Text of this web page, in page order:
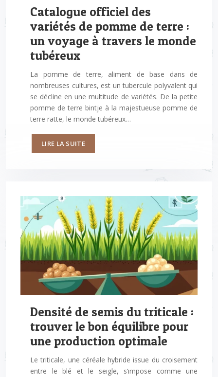
Catalogue officiel des
variétés de pomme de terre :
un voyage à travers le monde
tubéreux
La pomme de terre, aliment de base dans de
nombreuses cultures, est un tubercule polyvalent qui
se décline en une multitude de variétés. De la petite
pomme de terre bintje à la majestueuse pomme de
terre ratte, le monde tubéreux…
LIRE LA SUITE
Densité de semis du triticale :
trouver le bon équilibre pour
une production optimale
Le triticale, une céréale hybride issue du croisement
entre le blé et le seigle, s’impose comme une